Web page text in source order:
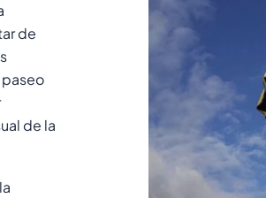
de
paseo
de la